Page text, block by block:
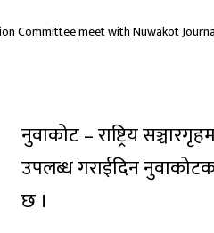
नुवाकोट – राष्ट्रिय
उपलब्ध गराईदिन
छ ।